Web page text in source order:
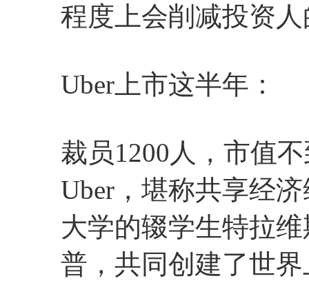
程度上会削减投资
Uber上市这半年：
裁员1200人，市值
Uber，堪称共享经
大学的辍学生特拉
普，共同创建了世